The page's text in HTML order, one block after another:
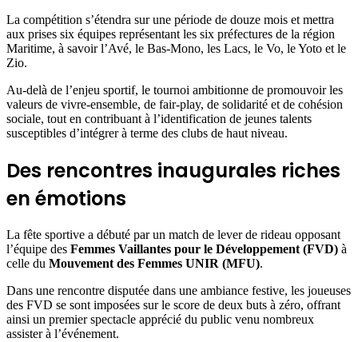
La compétition s’étendra sur une période de douze mois et mettra
aux prises six équipes représentant les six préfectures de la région
Maritime, à savoir l’Avé, le Bas-Mono, les Lacs, le Vo, le Yoto et le
Zio.
Au-delà de l’enjeu sportif, le tournoi ambitionne de promouvoir les
valeurs de vivre-ensemble, de fair-play, de solidarité et de cohésion
sociale, tout en contribuant à l’identification de jeunes talents
susceptibles d’intégrer à terme des clubs de haut niveau.
Des rencontres inaugurales riches
en émotions
La fête sportive a débuté par un match de lever de rideau opposant
l’équipe des Femmes Vaillantes pour le Développement (FVD) à
celle du Mouvement des Femmes UNIR (MFU).
Dans une rencontre disputée dans une ambiance festive, les joueuses
des FVD se sont imposées sur le score de deux buts à zéro, offrant
ainsi un premier spectacle apprécié du public venu nombreux
assister à l’événement.